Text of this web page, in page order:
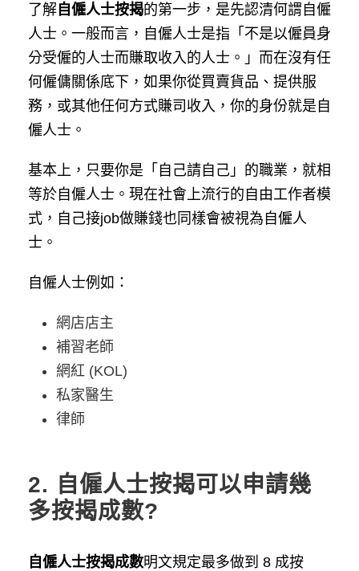
了解自僱人士按揭的第一步，是先認清何謂自僱
人士。一般而言，自僱人士是指「不是以僱員身
分受僱的人士而賺取收入的人士。」而在沒有任
何僱傭關係底下，如果你從買賣貨品、提供服
務，或其他任何方式賺司收入，你的身份就是自
僱人士。
基本上，只要你是「自己請自己」的職業，就相
等於自僱人士。現在社會上流行的自由工作者模
式，自己接job做賺錢也同樣會被視為自僱人
士。
自僱人士例如：
網店店主
補習老師
網紅 (KOL)
私家醫生
律師
2.
自僱人士按揭可以申請幾
多按揭成數?
自僱人士按揭成數明文規定最多做到 8 成按